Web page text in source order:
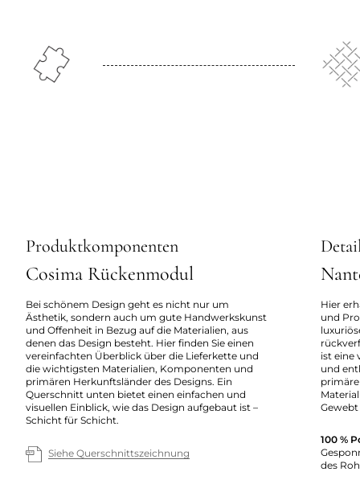
Produktkomponenten
Cosima Rückenmodul
Bei schönem Design geht es nicht nur um
Ästhetik, sondern auch um gute Handwerkskunst
und Offenheit in Bezug auf die Materialien, aus
denen das Design besteht. Hier finden Sie einen
vereinfachten Überblick über die Lieferkette und
die wichtigsten Materialien, Komponenten und
primären Herkunftsländer des Designs. Ein
Querschnitt unten bietet einen einfachen und
visuellen Einblick, wie das Design aufgebaut ist –
Schicht für Schicht.
Siehe Querschnittszeichnung
Hier
und
ist eine
und
100 %
des